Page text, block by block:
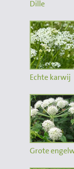
Dille
Echte karwij
Grote